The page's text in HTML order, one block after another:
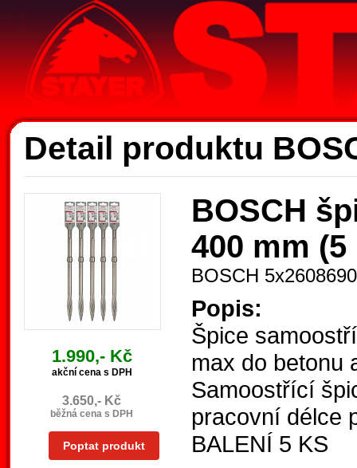
Detail produktu
1.990,- Kč
akční cena s DPH
3.650,- Kč
běžná cena s DPH
Poptat produkt
BOSCH
400 mm (5
BOSCH
Popis:
Špice
max do betonu
Samoostřící
pracovní délce
BALENÍ 5 KS